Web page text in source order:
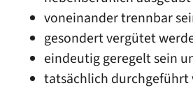
voneinander trennbar
gesondert vergütet
eindeutig geregelt sein
tatsächlich durchgeführt